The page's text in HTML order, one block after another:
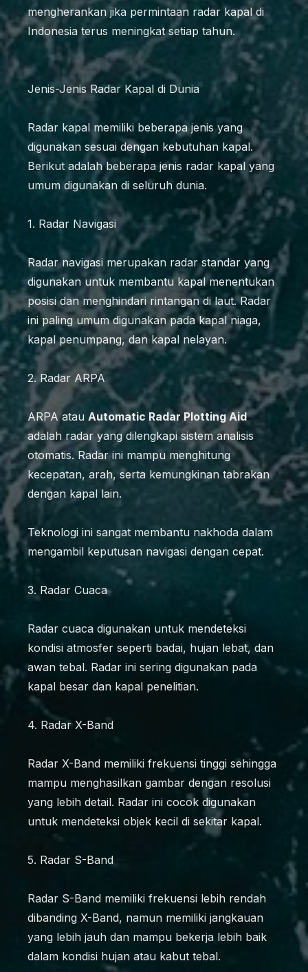
mengherankan jika permintaan radar kapal di
Indonesia terus meningkat setiap tahun.
Jenis-Jenis Radar Kapal di Dunia
Radar kapal memiliki beberapa jenis yang
digunakan sesuai dengan kebutuhan kapal.
Berikut adalah beberapa jenis radar kapal yang
umum digunakan di seluruh dunia.
1. Radar Navigasi
Radar navigasi merupakan radar standar yang
digunakan untuk membantu kapal menentukan
posisi dan menghindari rintangan di laut. Radar
ini paling umum digunakan pada kapal niaga,
kapal penumpang, dan kapal nelayan.
2. Radar ARPA
ARPA atau Automatic Radar Plotting Aid
adalah radar yang dilengkapi sistem analisis
otomatis. Radar ini mampu menghitung
kecepatan, arah, serta kemungkinan tabrakan
dengan kapal lain.
Teknologi ini sangat membantu nakhoda dalam
mengambil keputusan navigasi dengan cepat.
3. Radar Cuaca
Radar cuaca digunakan untuk mendeteksi
kondisi atmosfer seperti badai, hujan lebat, dan
awan tebal. Radar ini sering digunakan pada
kapal besar dan kapal penelitian.
4. Radar X-Band
Radar X-Band memiliki frekuensi tinggi sehingga
mampu menghasilkan gambar dengan resolusi
yang lebih detail. Radar ini cocok digunakan
untuk mendeteksi objek kecil di sekitar kapal.
5. Radar S-Band
Radar S-Band memiliki frekuensi lebih rendah
dibanding X-Band, namun memiliki jangkauan
yang lebih jauh dan mampu bekerja lebih baik
dalam kondisi hujan atau kabut tebal.